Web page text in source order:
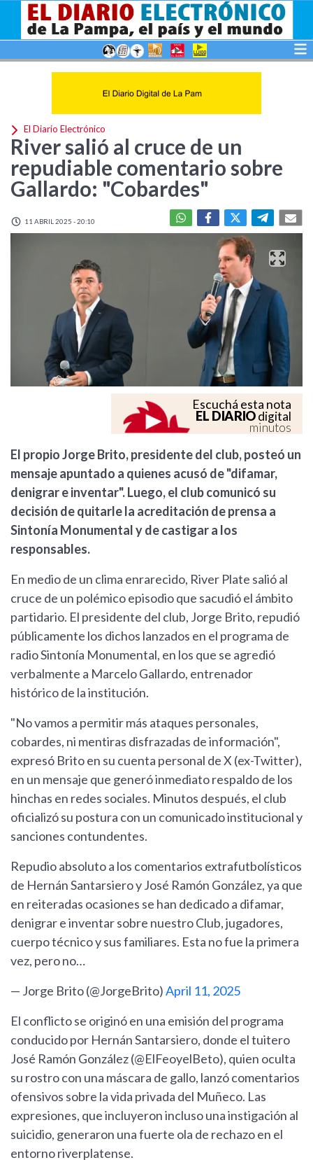
El Diario Electrónico
River salió al cruce de un
repudiable comentario sobre
Gallardo: "Cobardes"
11 ABRIL 2025 - 20:10
Escuchá esta nota
EL DIARIOdigital
minutos
El propio Jorge Brito, presidente del club, posteó un
mensaje apuntado a quienes acusó de "difamar,
denigrar e inventar". Luego, el club comunicó su
decisión de quitarle la acreditación de prensa a
Sintonía Monumental y de castigar a los
responsables.
En medio de un clima enrarecido, River Plate salió al
cruce de un polémico episodio que sacudió el ámbito
partidario. El presidente del club, Jorge Brito, repudió
públicamente los dichos lanzados en el programa de
radio Sintonía Monumental, en los que se agredió
verbalmente a Marcelo Gallardo, entrenador
histórico de la institución.
"No vamos a permitir más ataques personales,
cobardes, ni mentiras disfrazadas de información",
expresó Brito en su cuenta personal de X (ex-Twitter),
en un mensaje que generó inmediato respaldo de los
hinchas en redes sociales. Minutos después, el club
oficializó su postura con un comunicado institucional y
sanciones contundentes.
Repudio absoluto a los comentarios extrafutbolísticos
de Hernán Santarsiero y José Ramón González, ya que
en reiteradas ocasiones se han dedicado a difamar,
denigrar e inventar sobre nuestro Club, jugadores,
cuerpo técnico y sus familiares. Esta no fue la primera
vez, pero no…
— Jorge Brito (@JorgeBrito)April 11, 2025
El conflicto se originó en una emisión del programa
conducido por Hernán Santarsiero, donde el tuitero
José Ramón González (@ElFeoyelBeto), quien oculta
su rostro con una máscara de gallo, lanzó comentarios
ofensivos sobre la vida privada del Muñeco. Las
expresiones, que incluyeron incluso una instigación al
suicidio, generaron una fuerte ola de rechazo en el
entorno riverplatense.